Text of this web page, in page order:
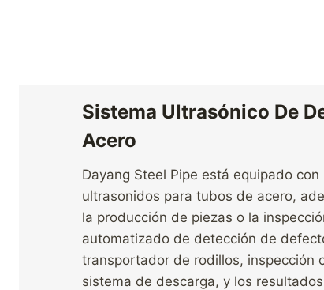
Sistema Ultrasónico De
Acero
Dayang Steel Pipe está equipado
ultrasonidos para tubos de acero,
la producción de piezas o la
automatizado de detección de
transportador de rodillos, inspección
sistema de descarga, y los